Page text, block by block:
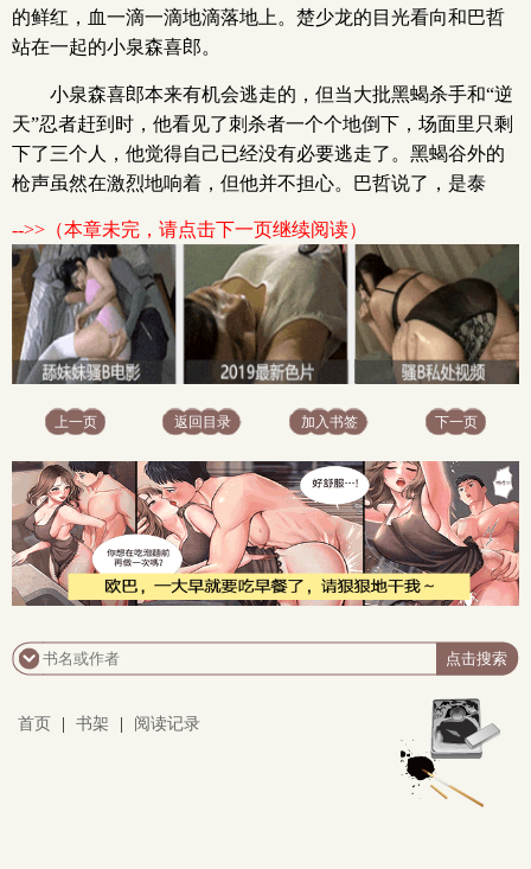
的鲜红，血一滴一滴地滴落地上。楚少龙的目光看向和巴哲
站在一起的小泉森喜郎。
小泉森喜郎本来有机会逃走的，但当大批黑蝎杀手和“逆
天”忍者赶到时，他看见了刺杀者一个个地倒下，场面里只剩
下了三个人，他觉得自己已经没有必要逃走了。黑蝎谷外的
枪声虽然在激烈地响着，但他并不担心。巴哲说了，是泰
-->>（本章未完，请点击下一页继续阅读）
上一页 返回目录 加入书签 下一页
首页 书架 阅读记录